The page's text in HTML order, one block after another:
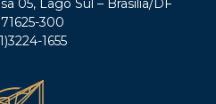
05, Lago Sul – Brasília/DF
300
1655